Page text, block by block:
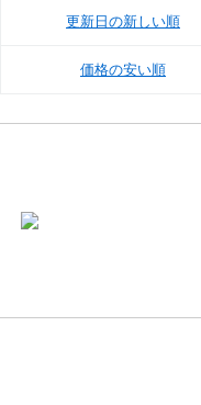
更新日の新しい順
価格の安い順